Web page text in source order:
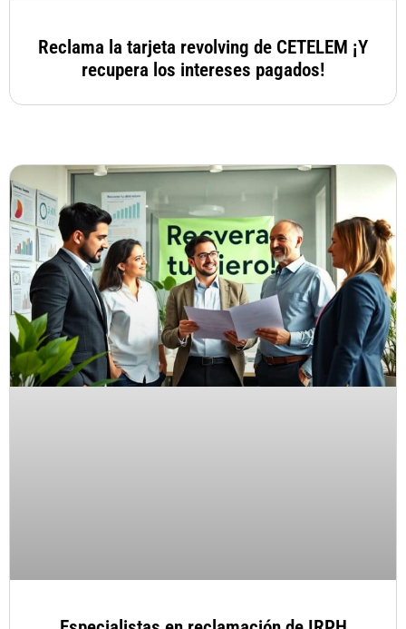
Reclama la tarjeta revolving de CETELEM ¡Y
recupera los intereses pagados!